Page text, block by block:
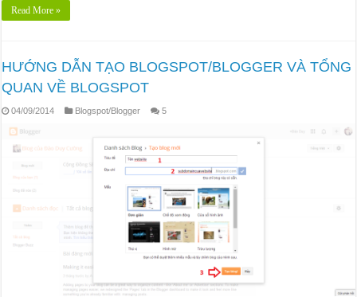
Read More »
HƯỚNG DẪN TẠO BLOGSPOT/BLOGGER VÀ TỔNG
QUAN VỀ BLOGSPOT
04/09/2014 Blogspot/Blogger 5